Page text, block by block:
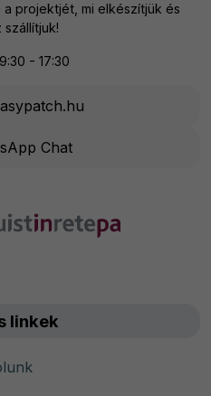
a projektjét, mi elkészítjük és
szállítjuk!
- 17:30
Chat
linkek